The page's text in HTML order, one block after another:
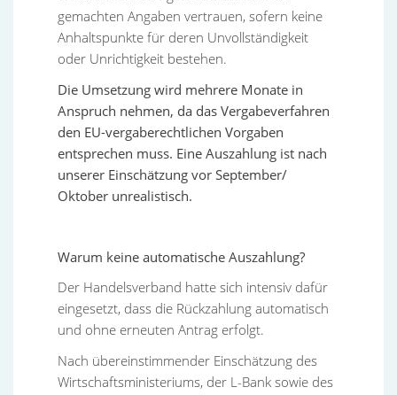
gemachten Angaben vertrauen, sofern keine
Anhaltspunkte für deren Unvollständigkeit
oder Unrichtigkeit bestehen.
Die Umsetzung wird mehrere Monate in
Anspruch nehmen, da das Vergabeverfahren
den EU-vergaberechtlichen Vorgaben
entsprechen muss. Eine Auszahlung ist nach
unserer Einschätzung vor September/
Oktober unrealistisch.
Warum keine automatische Auszahlung?
Der Handelsverband hatte sich intensiv dafür
eingesetzt, dass die Rückzahlung automatisch
und ohne erneuten Antrag erfolgt.
Nach übereinstimmender Einschätzung des
Wirtschaftsministeriums, der L-Bank sowie des